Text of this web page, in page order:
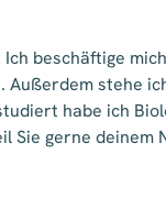
beschäftige
stehe
habe ich
Sie gerne deinem